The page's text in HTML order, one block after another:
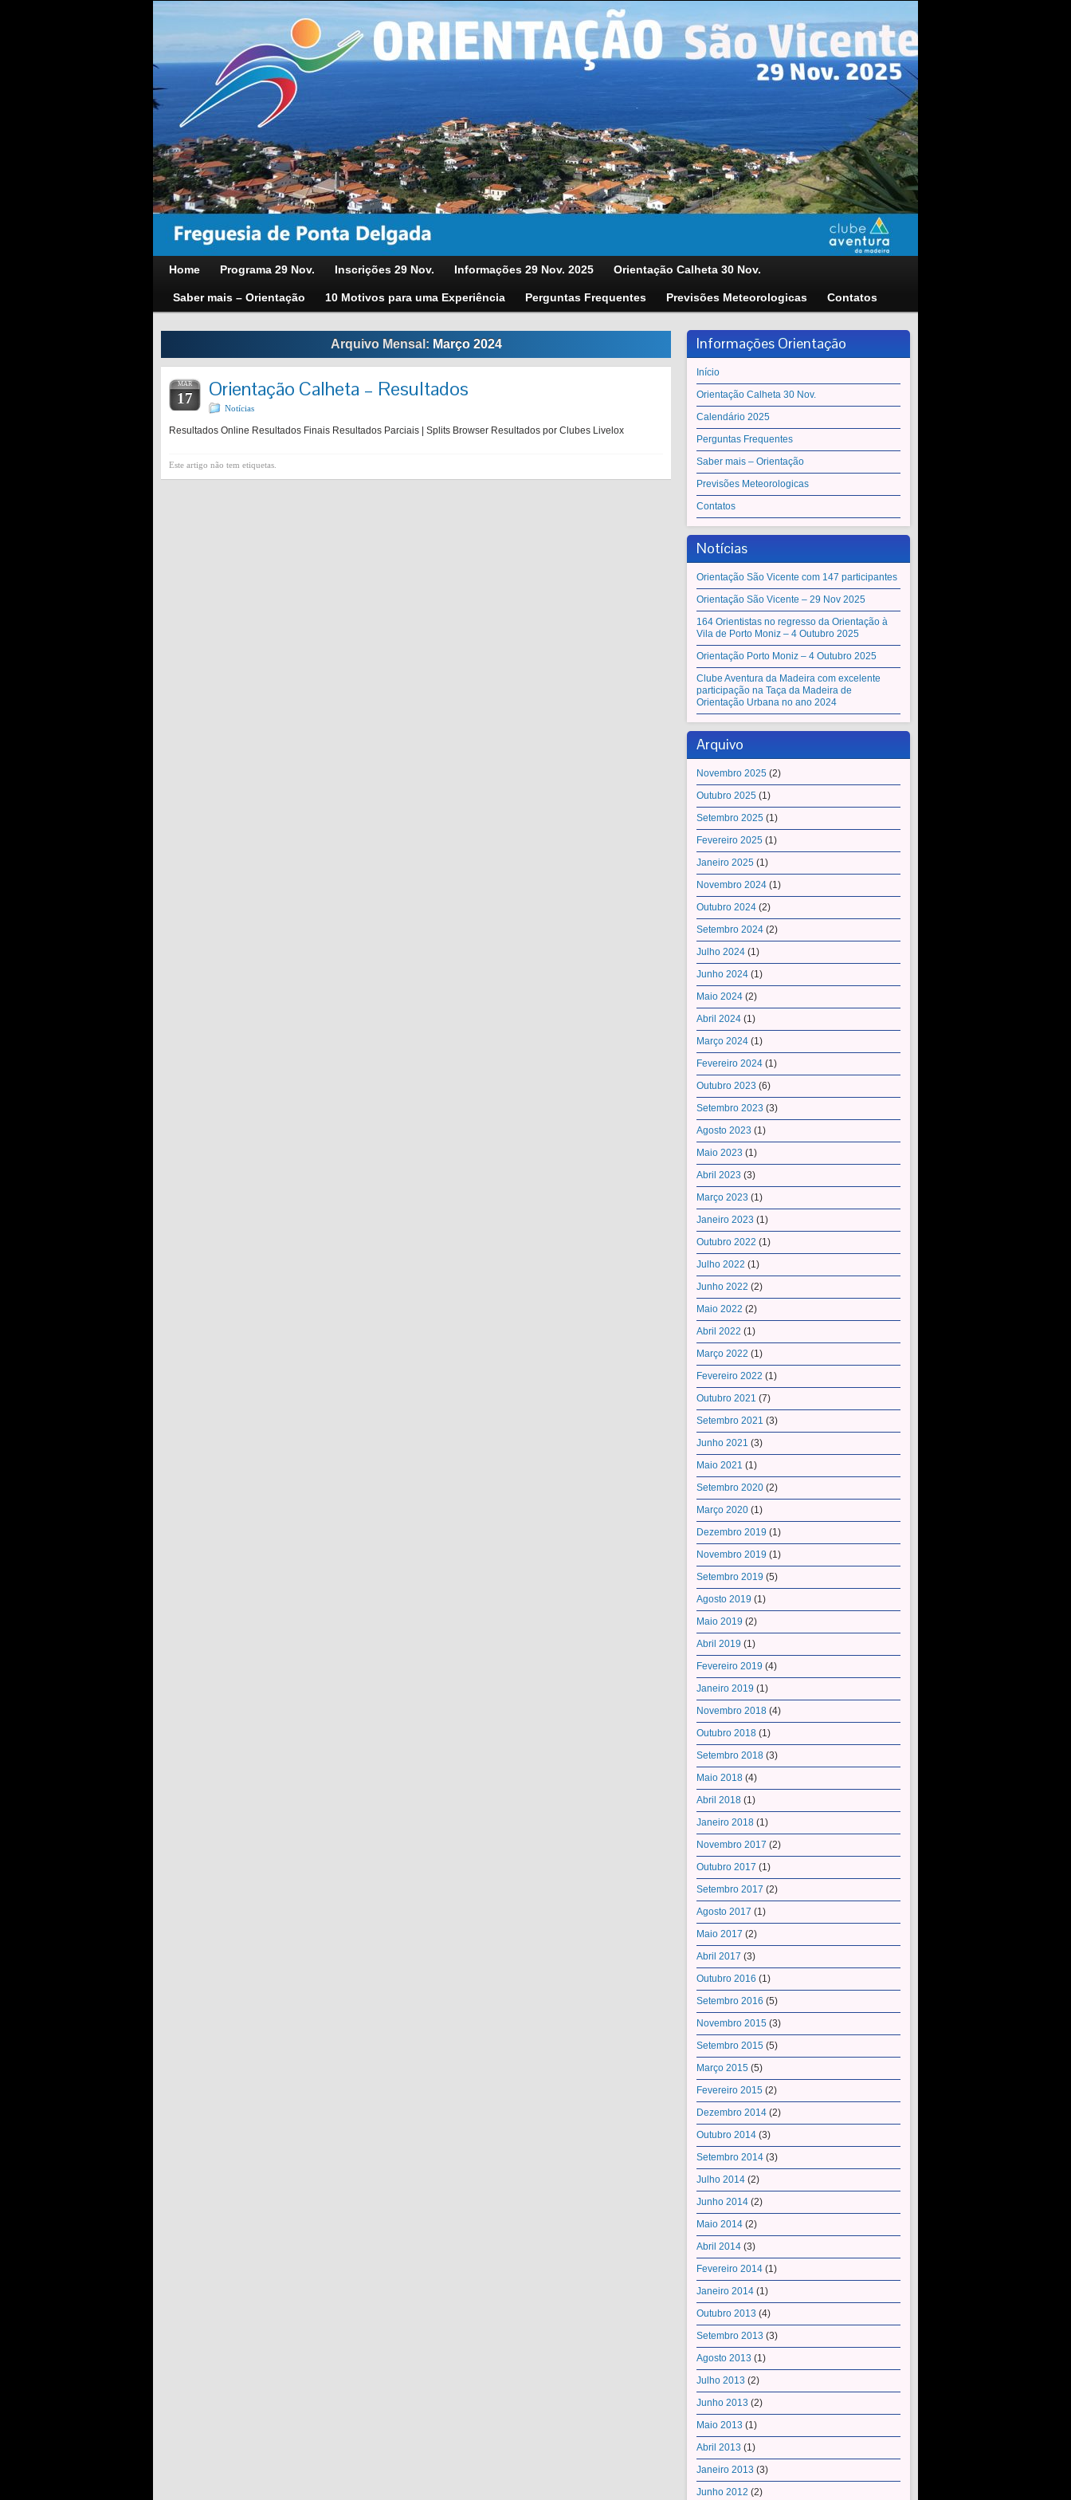
Home Programa 29 Nov. Inscrições 29 Nov. Informações 29 Nov. 2025 Orientação Calheta 30 Nov.
Saber mais – Orientação 10 Motivos para uma Experiência Perguntas Frequentes Previsões Meteorologicas Contatos
Arquivo Mensal: Março 2024
MAR
17 Orientação Calheta – Resultados
Notícias
Resultados Online Resultados Finais Resultados Parciais | Splits Browser Resultados por Clubes Livelox
Este artigo não tem etiquetas.
Informações Orientação
Início
Orientação Calheta 30 Nov.
Calendário 2025
Perguntas Frequentes
Saber mais – Orientação
Previsões Meteorologicas
Contatos
Notícias
Orientação São Vicente com 147 participantes
Orientação São Vicente – 29 Nov 2025
164 Orientistas no regresso da Orientação à
Vila de Porto Moniz – 4 Outubro 2025
Orientação Porto Moniz – 4 Outubro 2025
Clube Aventura da Madeira com excelente
participação na Taça da Madeira de
Orientação Urbana no ano 2024
Arquivo
Novembro 2025 (2)
Outubro 2025 (1)
Setembro 2025 (1)
Fevereiro 2025 (1)
Janeiro 2025 (1)
Novembro 2024 (1)
Outubro 2024 (2)
Setembro 2024 (2)
Julho 2024 (1)
Junho 2024 (1)
Maio 2024 (2)
Abril 2024 (1)
Março 2024 (1)
Fevereiro 2024 (1)
Outubro 2023 (6)
Setembro 2023 (3)
Agosto 2023 (1)
Maio 2023 (1)
Abril 2023 (3)
Março 2023 (1)
Janeiro 2023 (1)
Outubro 2022 (1)
Julho 2022 (1)
Junho 2022 (2)
Maio 2022 (2)
Abril 2022 (1)
Março 2022 (1)
Fevereiro 2022 (1)
Outubro 2021 (7)
Setembro 2021 (3)
Junho 2021 (3)
Maio 2021 (1)
Setembro 2020 (2)
Março 2020 (1)
Dezembro 2019 (1)
Novembro 2019 (1)
Setembro 2019 (5)
Agosto 2019 (1)
Maio 2019 (2)
Abril 2019 (1)
Fevereiro 2019 (4)
Janeiro 2019 (1)
Novembro 2018 (4)
Outubro 2018 (1)
Setembro 2018 (3)
Maio 2018 (4)
Abril 2018 (1)
Janeiro 2018 (1)
Novembro 2017 (2)
Outubro 2017 (1)
Setembro 2017 (2)
Agosto 2017 (1)
Maio 2017 (2)
Abril 2017 (3)
Outubro 2016 (1)
Setembro 2016 (5)
Novembro 2015 (3)
Setembro 2015 (5)
Março 2015 (5)
Fevereiro 2015 (2)
Dezembro 2014 (2)
Outubro 2014 (3)
Setembro 2014 (3)
Julho 2014 (2)
Junho 2014 (2)
Maio 2014 (2)
Abril 2014 (3)
Fevereiro 2014 (1)
Janeiro 2014 (1)
Outubro 2013 (4)
Setembro 2013 (3)
Agosto 2013 (1)
Julho 2013 (2)
Junho 2013 (2)
Maio 2013 (1)
Abril 2013 (1)
Janeiro 2013 (3)
Junho 2012 (2)